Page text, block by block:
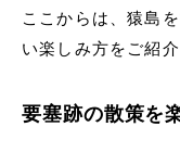
ここからは、猿島
い楽しみ方をご紹介
要塞跡の散策を